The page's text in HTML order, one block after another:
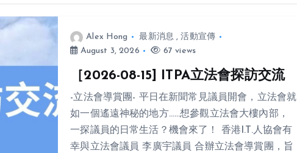
Alex Hong 最新消息,活動宣傳
August 3, 2026
67 views
［2026-08-15] ITPA立法會探訪交流
-立法會導賞團- 平日在新聞常見議員開會，立法會就
如一個遙遠神秘的地方……想參觀立法會大樓內部，
一探議員的日常生活？機會來了！ 香港I.T.人協會有
幸與立法會議員 李廣宇議員 合辦立法會導賞團，旨